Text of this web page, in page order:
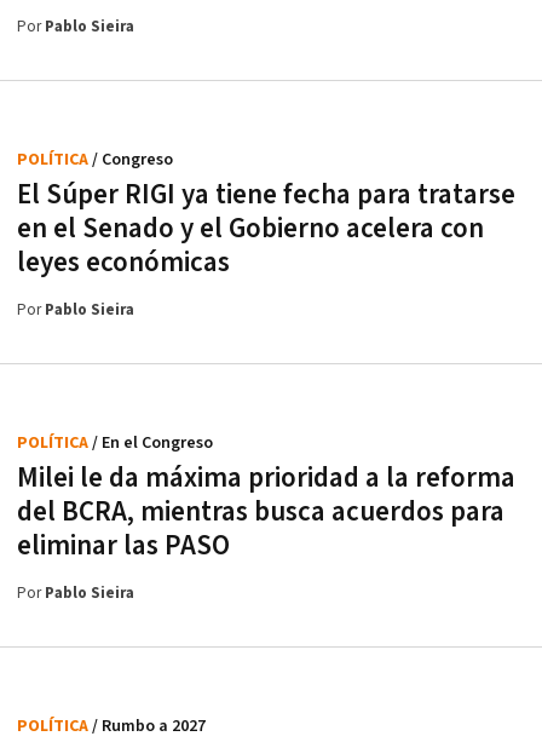
PorPablo Sieira
El Súper RIGI ya tiene fecha para tratarse
en el Senado y el Gobierno acelera con
leyes económicas
POLÍTICA/ Congreso
PorPablo Sieira
Milei le da máxima prioridad a la reforma
del BCRA, mientras busca acuerdos para
eliminar las PASO
POLÍTICA/ En el Congreso
PorPablo Sieira
POLÍTICA/ Rumbo a 2027